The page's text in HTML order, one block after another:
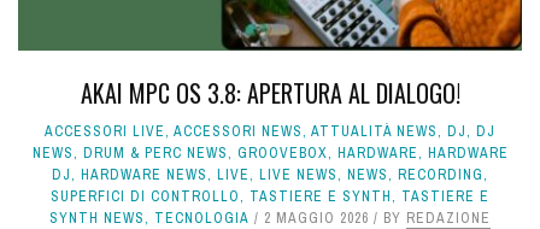
AKAI MPC OS 3.8: APERTURA AL DIALOGO!
ACCESSORI LIVE, ACCESSORI NEWS, ATTUALITÀ NEWS, DJ, DJ
NEWS, DRUM & PERC NEWS, GROOVEBOX, HARDWARE, HARDWARE
DJ, HARDWARE NEWS, LIVE, LIVE NEWS, NEWS, RECORDING,
SUPERFICI DI CONTROLLO, TASTIERE E SYNTH, TASTIERE E
SYNTH NEWS, TECNOLOGIA 2 MAGGIO 2026 BY REDAZIONE